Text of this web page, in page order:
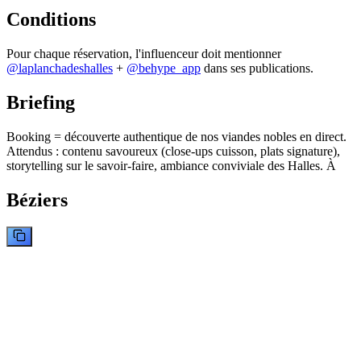
Conditions
Pour chaque réservation, l'influenceur doit mentionner
@laplanchadeshalles + @behype_app dans ses publications.
Briefing
Booking = découverte authentique de nos viandes nobles en direct.
Attendus : contenu savoureux (close-ups cuisson, plats signature),
storytelling sur le savoir-faire, ambiance conviviale des Halles. À
Béziers